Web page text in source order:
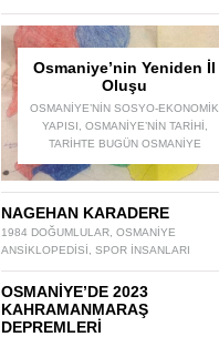
Osmaniye’nin Yeniden İl
Oluşu
OSMANIYE’NIN SOSYO-EKONOMIK
YAPISI
OSMANIYE’NIN TARIHI
TARIHTE BUGÜN OSMANIYE
NAGEHAN KARADERE
1984 DOĞUMLULAR, OSMANIYE
ANSIKLOPEDISI
SPOR INSANLARI
OSMANİYE’DE 2023
KAHRAMANMARAŞ
DEPREMLERİ